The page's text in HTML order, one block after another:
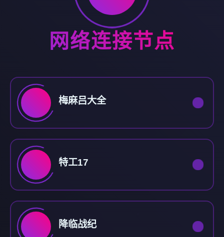
网络连接节点
梅麻吕大全
特工17
降临战纪